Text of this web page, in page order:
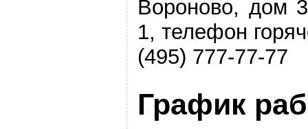
Вороново, дом
1, телефон
(495) 777-77-77
График